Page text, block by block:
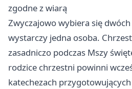
zgodne z wiarą
Zwyczajowo wybiera się
wystarczy jedna osoba.
zasadniczo podczas Mszy
rodzice chrzestni powinni
katechezach